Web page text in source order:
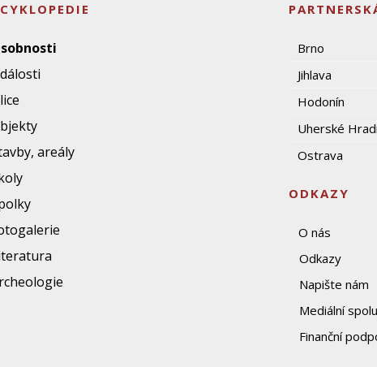
areály
Brno
Jihlava
Hodonín
Uherské
Ostrava
ODKAZY
O nás
Odkazy
Napište nám
Mediální
Finanční